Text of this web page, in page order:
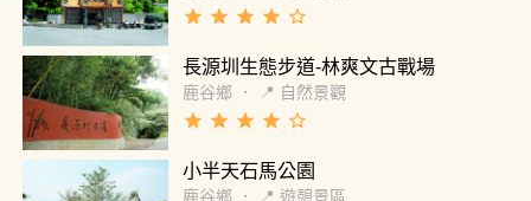
grade grade grade grade star_border
長源圳生態步道-林爽文古戰場
鹿谷鄉 ． 📍 自然景觀
grade grade grade grade star_border
小半天石馬公園
鹿谷鄉 ． 📍 遊憩景區